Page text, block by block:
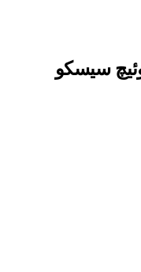
سیسکو